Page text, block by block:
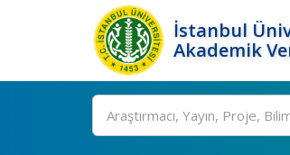
İstanbul
Akademik
Ara